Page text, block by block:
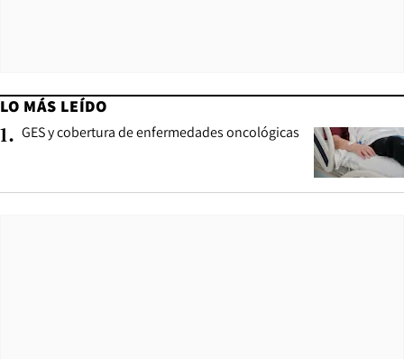
LO MÁS LEÍDO
1. GES y cobertura de enfermedades oncológicas